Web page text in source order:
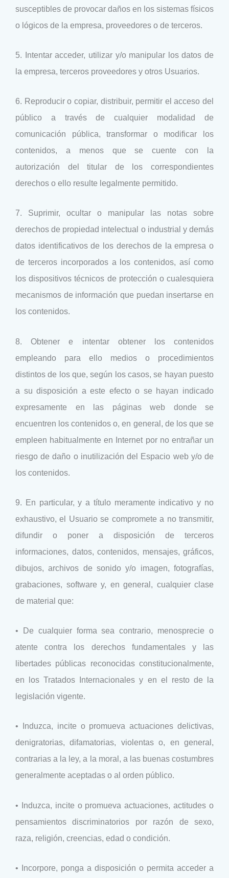
susceptibles de provocar daños en los sistemas físicos
o lógicos de la empresa, proveedores o de terceros.
5. Intentar acceder, utilizar y/o manipular los datos de
la empresa, terceros proveedores y otros Usuarios.
6. Reproducir o copiar, distribuir, permitir el acceso del
público a través de cualquier modalidad de
comunicación pública, transformar o modificar los
contenidos, a menos que se cuente con la
autorización del titular de los correspondientes
derechos o ello resulte legalmente permitido.
7. Suprimir, ocultar o manipular las notas sobre
derechos de propiedad intelectual o industrial y demás
datos identificativos de los derechos de la empresa o
de terceros incorporados a los contenidos, así como
los dispositivos técnicos de protección o cualesquiera
mecanismos de información que puedan insertarse en
los contenidos.
8. Obtener e intentar obtener los contenidos
empleando para ello medios o procedimientos
distintos de los que, según los casos, se hayan puesto
a su disposición a este efecto o se hayan indicado
expresamente en las páginas web donde se
encuentren los contenidos o, en general, de los que se
empleen habitualmente en Internet por no entrañar un
riesgo de daño o inutilización del Espacio web y/o de
los contenidos.
9. En particular, y a título meramente indicativo y no
exhaustivo, el Usuario se compromete a no transmitir,
difundir o poner a disposición de terceros
informaciones, datos, contenidos, mensajes, gráficos,
dibujos, archivos de sonido y/o imagen, fotografías,
grabaciones, software y, en general, cualquier clase
de material que:
• De cualquier forma sea contrario, menosprecie o
atente contra los derechos fundamentales y las
libertades públicas reconocidas constitucionalmente,
en los Tratados Internacionales y en el resto de la
legislación vigente.
• Induzca, incite o promueva actuaciones delictivas,
denigratorias, difamatorias, violentas o, en general,
contrarias a la ley, a la moral, a las buenas costumbres
generalmente aceptadas o al orden público.
• Induzca, incite o promueva actuaciones, actitudes o
pensamientos discriminatorios por razón de sexo,
raza, religión, creencias, edad o condición.
• Incorpore, ponga a disposición o permita acceder a